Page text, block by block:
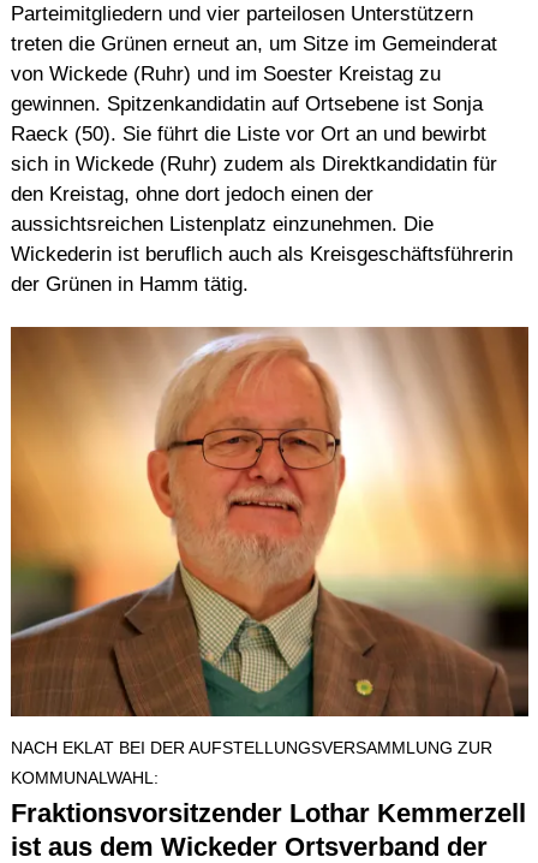
Parteimitgliedern und vier parteilosen Unterstützern
treten die Grünen erneut an, um Sitze im Gemeinderat
von Wickede (Ruhr) und im Soester Kreistag zu
gewinnen. Spitzenkandidatin auf Ortsebene ist Sonja
Raeck (50). Sie führt die Liste vor Ort an und bewirbt
sich in Wickede (Ruhr) zudem als Direktkandidatin für
den Kreistag, ohne dort jedoch einen der
aussichtsreichen Listenplatz einzunehmen. Die
Wickederin ist beruflich auch als Kreisgeschäftsführerin
der Grünen in Hamm tätig.
NACH EKLAT BEI DER AUFSTELLUNGSVERSAMMLUNG ZUR
KOMMUNALWAHL:
Fraktionsvorsitzender Lothar Kemmerzell
ist aus dem Wickeder Ortsverband der